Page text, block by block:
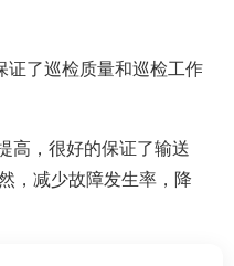
了巡检质量和巡检工作
，很好的保证了输送
，减少故障发生率，降